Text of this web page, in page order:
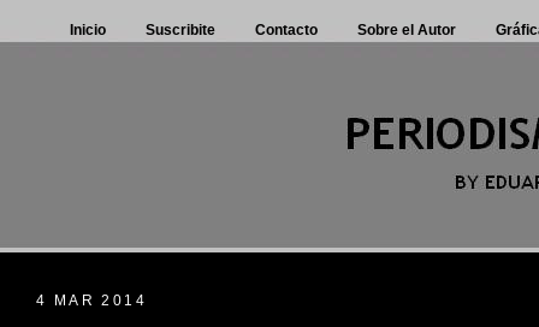
Inicio Suscribite Contacto Sobre el Autor
4 MAR 2014